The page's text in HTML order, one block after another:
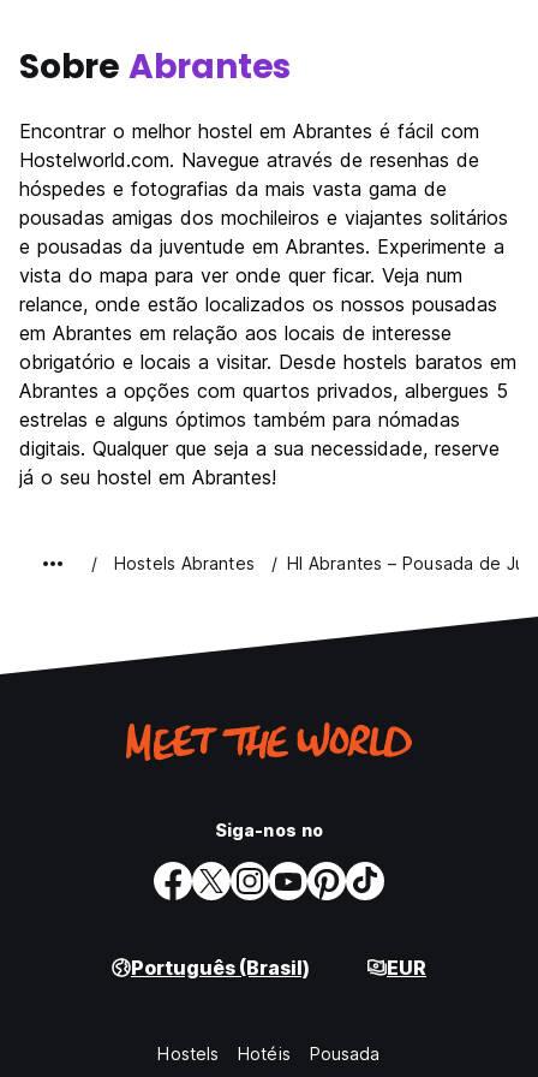
Sobre Abrantes
Encontrar o melhor hostel em Abrantes é fácil com
Hostelworld.com. Navegue através de resenhas de
hóspedes e fotografias da mais vasta gama de
pousadas amigas dos mochileiros e viajantes solitários
e pousadas da juventude em Abrantes. Experimente a
vista do mapa para ver onde quer ficar. Veja num
relance, onde estão localizados os nossos pousadas
em Abrantes em relação aos locais de interesse
obrigatório e locais a visitar. Desde hostels baratos em
Abrantes a opções com quartos privados, albergues 5
estrelas e alguns óptimos também para nómadas
digitais. Qualquer que seja a sua necessidade, reserve
já o seu hostel em Abrantes!
Hostels Abrantes HI Abrantes – Pousada de
Siga-nos no
Português (Brasil) EUR
Hostels Hotéis Pousada